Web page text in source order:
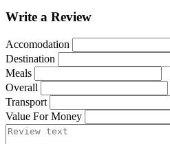
Write a Review
Accomodation
Destination
Meals
Overall
Transport
Value For Money